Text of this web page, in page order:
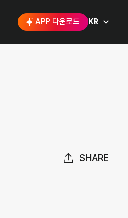
APP 다운로드 KR
SHARE